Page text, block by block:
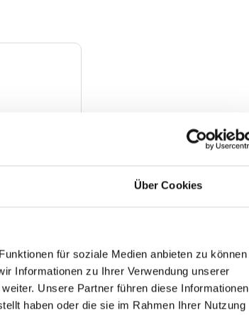
Über Cookies
für soziale Medien anbieten zu können
Informationen zu Ihrer Verwendung unserer
Unsere Partner führen diese Informationen
haben oder die sie im Rahmen Ihrer Nutzung
der von
Rauxel
abweichen.
Castrop-